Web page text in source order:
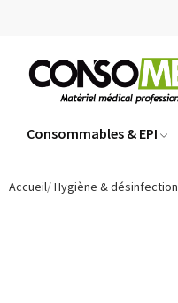
Consommables & EPI
Accueil Hygiène & désinfection